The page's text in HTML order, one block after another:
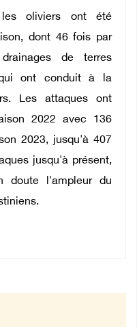
oliviers ont été
dont 46 fois par
de terres
ont conduit à la
Les attaques ont
2022 avec 136
2023, jusqu'à 407
jusqu'à présent,
doute l'ampleur du